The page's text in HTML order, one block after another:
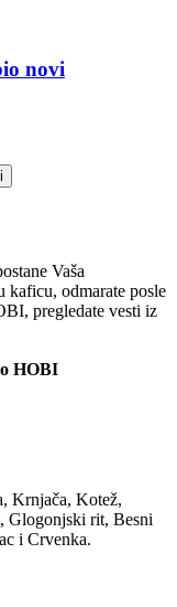
novi
Vaša
kaficu, odmarate posle
pregledate vesti iz
HOBI
Krnjača, Kotež,
Glogonjski rit, Besni
i Crvenka.